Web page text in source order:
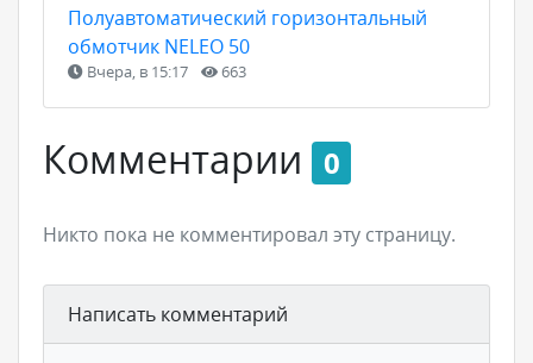
Полуавтоматический горизонтальный
обмотчик NELEO 50
Вчера, в 15:17 663
Комментарии 0
Никто пока не комментировал эту страницу.
Написать комментарий